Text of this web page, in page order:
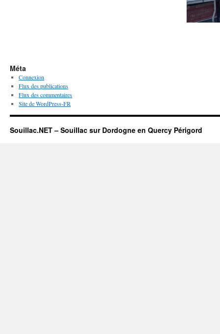
Méta
Connexion
Flux des publications
Flux des commentaires
Site de WordPress-FR
Souillac.NET – Souillac sur Dordogne en Quercy Périgord